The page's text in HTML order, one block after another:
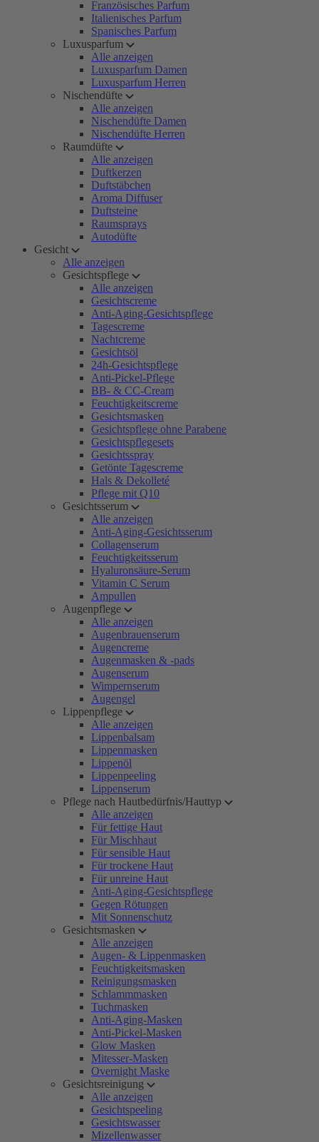
Französisches Parfum
Italienisches Parfum
Spanisches Parfum
Luxusparfum
Alle anzeigen
Luxusparfum Damen
Luxusparfum Herren
Nischendüfte
Alle anzeigen
Nischendüfte Damen
Nischendüfte Herren
Raumdüfte
Alle anzeigen
Duftkerzen
Duftstäbchen
Aroma Diffuser
Duftsteine
Raumsprays
Autodüfte
Gesicht
Alle anzeigen
Gesichtspflege
Alle anzeigen
Gesichtscreme
Anti-Aging-Gesichtspflege
Tagescreme
Nachtcreme
Gesichtsöl
24h-Gesichtspflege
Anti-Pickel-Pflege
BB- & CC-Cream
Feuchtigkeitscreme
Gesichtsmasken
Gesichtspflege ohne Parabene
Gesichtspflegesets
Gesichtsspray
Getönte Tagescreme
Hals & Dekolleté
Pflege mit Q10
Gesichtsserum
Alle anzeigen
Anti-Aging-Gesichtsserum
Collagenserum
Feuchtigkeitsserum
Hyaluronsäure-Serum
Vitamin C Serum
Ampullen
Augenpflege
Alle anzeigen
Augenbrauenserum
Augencreme
Augenmasken & -pads
Augenserum
Wimpernserum
Augengel
Lippenpflege
Alle anzeigen
Lippenbalsam
Lippenmasken
Lippenöl
Lippenpeeling
Lippenserum
Pflege nach Hautbedürfnis/Hauttyp
Alle anzeigen
Für fettige Haut
Für Mischhaut
Für sensible Haut
Für trockene Haut
Für unreine Haut
Anti-Aging-Gesichtspflege
Gegen Rötungen
Mit Sonnenschutz
Gesichtsmasken
Alle anzeigen
Augen- & Lippenmasken
Feuchtigkeitsmasken
Reinigungsmasken
Schlammmasken
Tuchmasken
Anti-Aging-Masken
Anti-Pickel-Masken
Glow Masken
Mitesser-Masken
Overnight Maske
Gesichtsreinigung
Alle anzeigen
Gesichtspeeling
Gesichtswasser
Mizellenwasser